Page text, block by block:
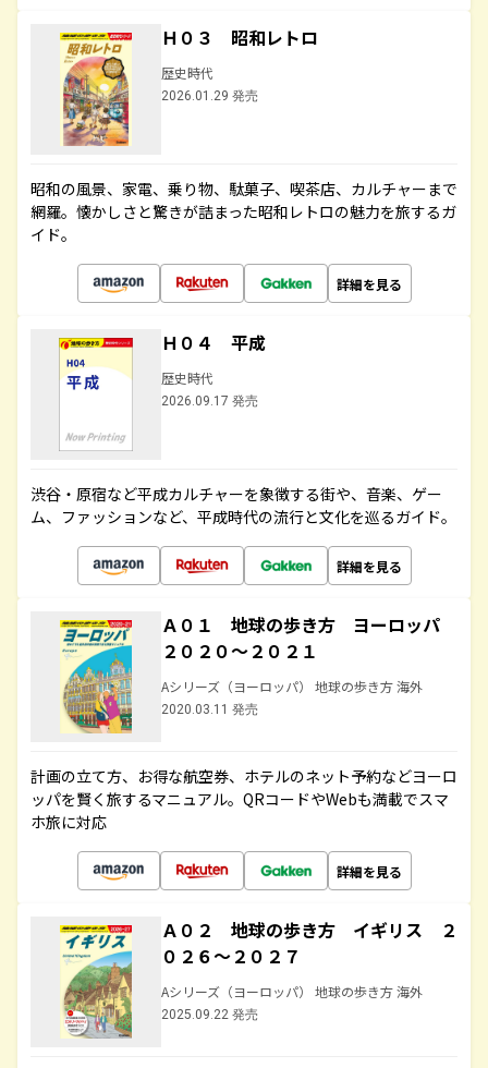
Ｈ０３ 昭和レトロ
歴史時代
2026.01.29 発売
昭和の風景、家電、乗り物、駄菓子、喫茶店、カルチャーまで
網羅。懐かしさと驚きが詰まった昭和レトロの魅力を旅するガ
イド。
詳細を見る
Ｈ０４ 平成
歴史時代
2026.09.17 発売
渋谷・原宿など平成カルチャーを象徴する街や、音楽、ゲー
ム、ファッションなど、平成時代の流行と文化を巡るガイド。
詳細を見る
Ａ０１ 地球の歩き方 ヨーロッパ
２０２０～２０２１
Aシリーズ（ヨーロッパ） 地球の歩き方 海外
2020.03.11 発売
計画の立て方、お得な航空券、ホテルのネット予約などヨーロ
ッパを賢く旅するマニュアル。QRコードやWebも満載でスマ
ホ旅に対応
詳細を見る
Ａ０２ 地球の歩き方 イギリス ２
０２６～２０２７
Aシリーズ（ヨーロッパ） 地球の歩き方 海外
2025.09.22 発売